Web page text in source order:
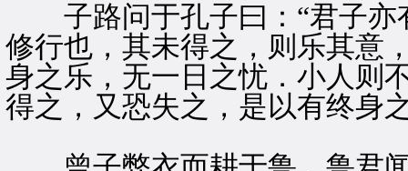
子路问于孔子曰：“君子亦
修行也，其未得之，则乐其意
身之乐，无一日之忧．小人则
得之，又恐失之，是以有终身